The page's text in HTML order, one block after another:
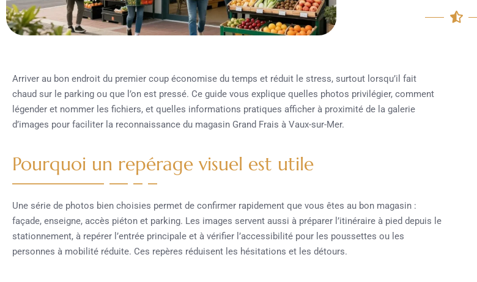
Arriver au bon endroit du premier coup économise du temps et réduit le stress, surtout lorsqu’il fait
chaud sur le parking ou que l’on est pressé. Ce guide vous explique quelles photos privilégier, comment
légender et nommer les fichiers, et quelles informations pratiques afficher à proximité de la galerie
d’images pour faciliter la reconnaissance du magasin Grand Frais à Vaux-sur-Mer.
Pourquoi un repérage visuel est utile
Une série de photos bien choisies permet de confirmer rapidement que vous êtes au bon magasin :
façade, enseigne, accès piéton et parking. Les images servent aussi à préparer l’itinéraire à pied depuis le
stationnement, à repérer l’entrée principale et à vérifier l’accessibilité pour les poussettes ou les
personnes à mobilité réduite. Ces repères réduisent les hésitations et les détours.